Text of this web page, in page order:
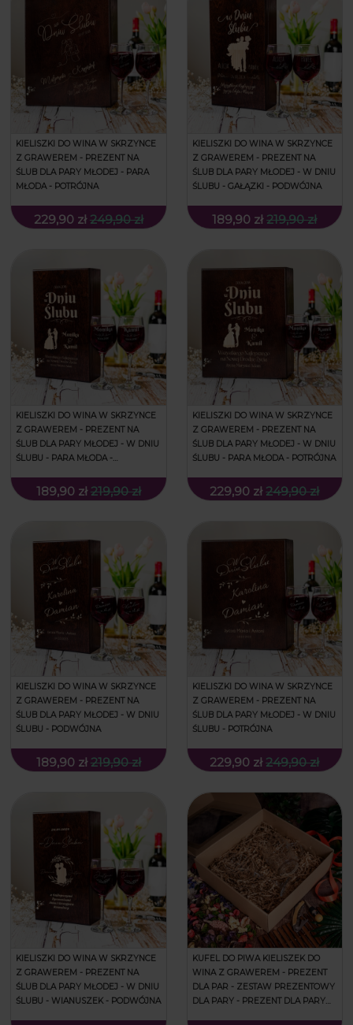
KIELISZKI DO WINA W SKRZYNCE
Z GRAWEREM - PREZENT NA
ŚLUB DLA PARY MŁODEJ - PARA
MŁODA - POTRÓJNA
229,90 zł 249,90 zł
KIELISZKI DO WINA W SKRZYNCE
Z GRAWEREM - PREZENT NA
ŚLUB DLA PARY MŁODEJ - W DNIU
ŚLUBU - GAŁĄZKI - PODWÓJNA
189,90 zł 219,90 zł
KIELISZKI DO WINA W SKRZYNCE
Z GRAWEREM - PREZENT NA
ŚLUB DLA PARY MŁODEJ - W DNIU
ŚLUBU - PARA MŁODA -
189,90 zł 219,90 zł
KIELISZKI DO WINA W SKRZYNCE
Z GRAWEREM - PREZENT NA
ŚLUB DLA PARY MŁODEJ - W DNIU
ŚLUBU - PARA MŁODA - POTRÓJNA
229,90 zł 249,90 zł
KIELISZKI DO WINA W SKRZYNCE
Z GRAWEREM - PREZENT NA
ŚLUB DLA PARY MŁODEJ - W DNIU
ŚLUBU - PODWÓJNA
189,90 zł 219,90 zł
KIELISZKI DO WINA W SKRZYNCE
Z GRAWEREM - PREZENT NA
ŚLUB DLA PARY MŁODEJ - W DNIU
ŚLUBU - POTRÓJNA
229,90 zł 249,90 zł
KIELISZKI DO WINA W SKRZYNCE
Z GRAWEREM - PREZENT NA
ŚLUB DLA PARY MŁODEJ - W DNIU
ŚLUBU - WIANUSZEK - PODWÓJNA
KUFEL DO PIWA KIELISZEK DO
WINA Z GRAWEREM - PREZENT
DLA PAR - ZESTAW PREZENTOWY
DLA PARY - PREZENT DLA PARY